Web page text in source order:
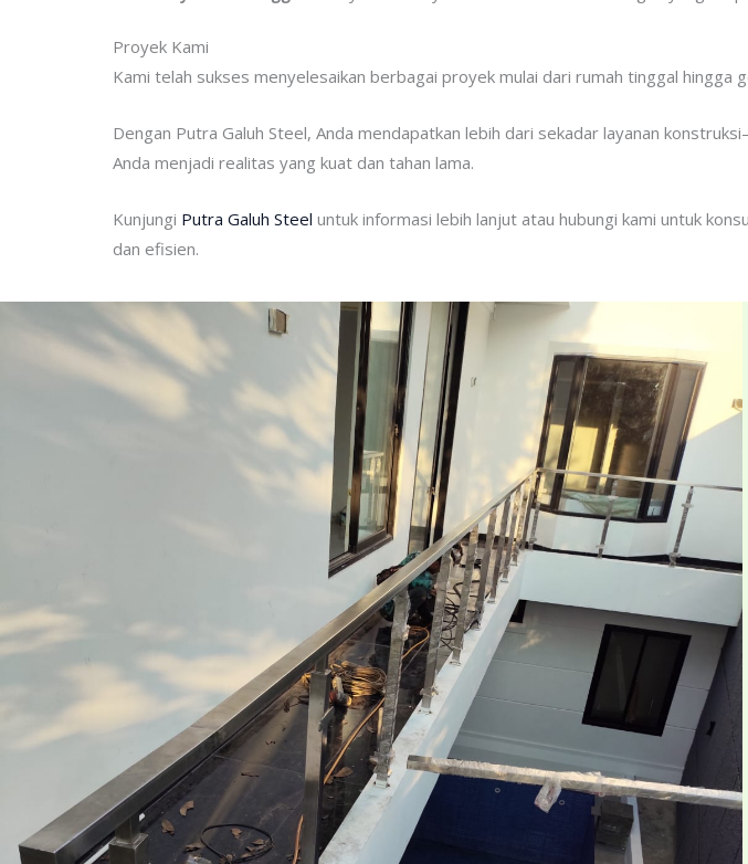
Proyek Kami
Kami telah sukses menyelesaikan berbagai proyek mulai dari rumah tinggal hingga
Dengan Putra Galuh Steel, Anda mendapatkan lebih dari sekadar layanan
Anda menjadi realitas yang kuat dan tahan lama.
Kunjungi Putra Galuh Steel untuk informasi lebih lanjut atau hubungi kami untuk
dan efisien.